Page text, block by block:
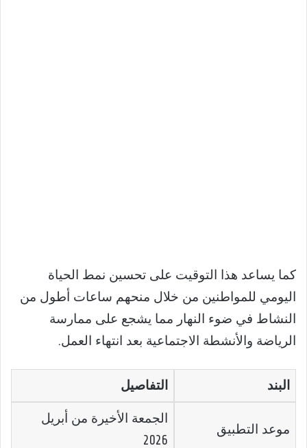
كما يساعد هذا التوقيت على تحسين نمط الحياة
اليومي للمواطنين من خلال منحهم ساعات أطول من
النشاط في ضوء النهار مما يشجع على ممارسة
الرياضة والأنشطة الاجتماعية بعد انتهاء العمل.
البند التفاصيل
موعد التطبيق
الجمعة الأخيرة من أبريل
2026